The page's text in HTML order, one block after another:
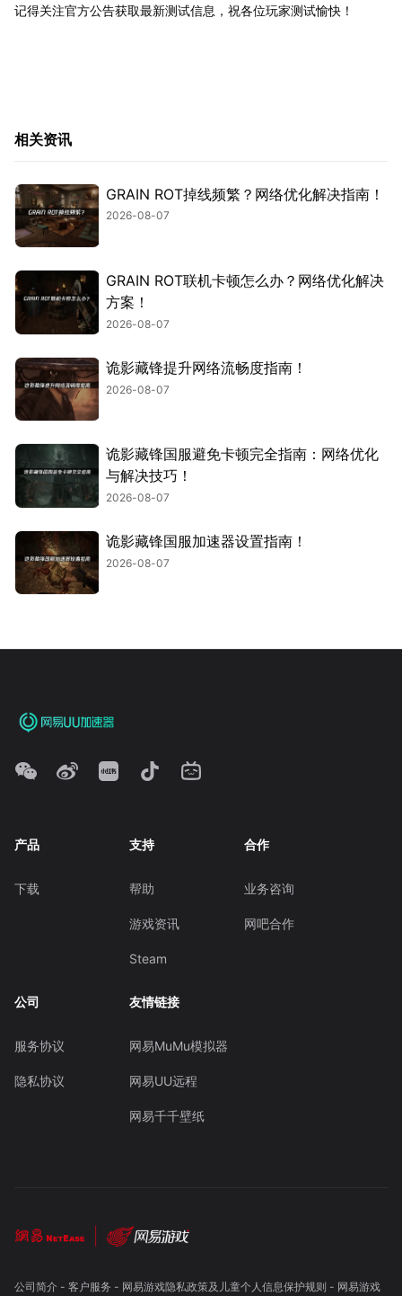
记得关注官方公告获取最新测试信息，祝各位玩家测试愉快！
相关资讯
GRAIN ROT掉线频繁？网络优化解决指南！
2026-08-07
GRAIN ROT联机卡顿怎么办？网络优化解决
方案！
2026-08-07
诡影藏锋提升网络流畅度指南！
2026-08-07
诡影藏锋国服避免卡顿完全指南：网络优化
与解决技巧！
2026-08-07
诡影藏锋国服加速器设置指南！
2026-08-07
产品
下载
支持
帮助
游戏资讯
Steam
合作
业务咨询
网吧合作
公司
服务协议
隐私协议
友情链接
网易MuMu模拟器
网易UU远程
网易千千壁纸
公司简介- 客户服务 - 网易游戏隐私政策及儿童个人信息保护规则 - 网易游戏